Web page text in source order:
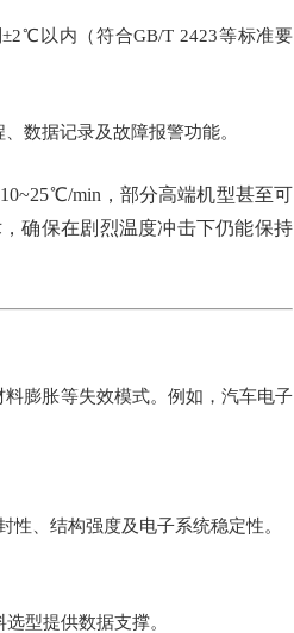
以内（符合GB/T 2423等标准要
数据记录及故障报警功能。
min，部分高端机型甚至可
确保在剧烈温度冲击下仍能保持
膨胀等失效模式。例如，汽车电子
、结构强度及电子系统稳定性。
型提供数据支撑。